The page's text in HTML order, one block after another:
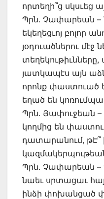
որտեղի՞ց սկսւեց
Պրն. Չափարեան
եկեղեցւոյ բոլոր
յօդուածներու մէջ
տեղեկութիւնները,
յատկապէս այն
որոնք փաստուած
եղած են
Պրն. Յափուջեան –
կողմից են
դատարանում, թԷ՞
Պրն. Չափարեան –
նաեւ սրտացաւ
ինձի փոխանցած